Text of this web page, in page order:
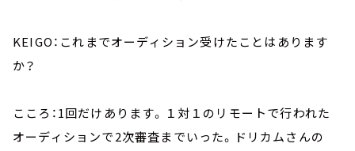
KEIGO：これまでオーディション受けたことはあります
か？
こころ：1回だけあります。１対１のリモートで行われた
オーディションで2次審査までいった。ドリカムさんの